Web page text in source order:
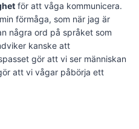
för att våga kommunicera.
förmåga, som när jag är
några ord på språket som
kanske att
gör att vi ser människan
att vi vågar påbörja ett